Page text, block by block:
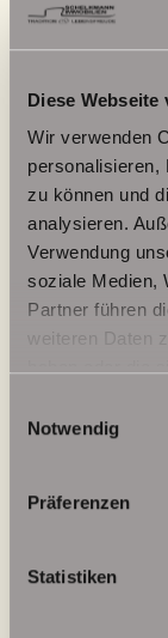
Diese Webseite
Wir verwenden
personalisieren,
zu können und
analysieren.
Verwendung
soziale Medien,
Partner führen
weiteren Daten
Notwendig
Präferenzen
Statistiken
31
Weitere
Energieausweis